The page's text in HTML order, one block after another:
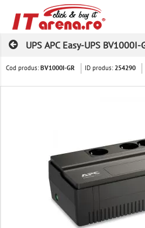
UPS APC Easy-UPS
Cod produs: BV1000I-GR ID produs:254290